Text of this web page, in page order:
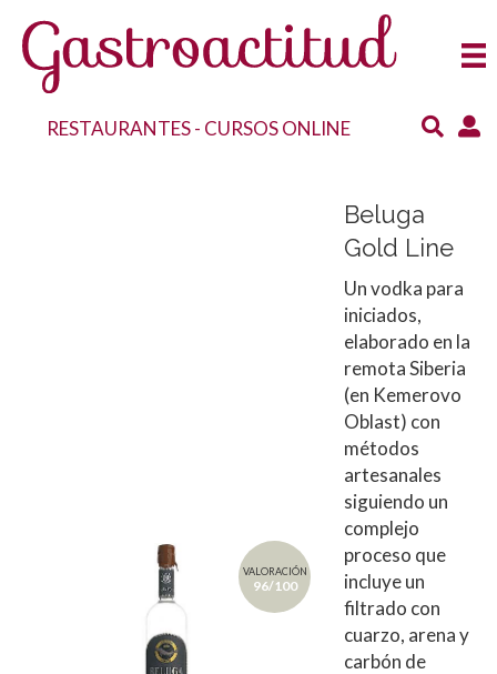
RESTAURANTES- CURSOS ONLINE
VALORACIÓN
96/100
Beluga
Gold Line
Un vodka para
iniciados,
elaborado en la
remota Siberia
(en Kemerovo
Oblast) con
métodos
artesanales
siguiendo un
complejo
proceso que
incluye un
filtrado con
cuarzo, arena y
carbón de